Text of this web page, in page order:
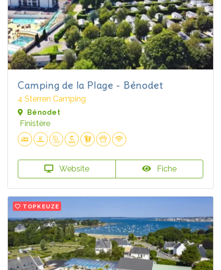
Camping de la Plage - Bénodet
4 Sterren Camping
Bénodet
Finistère
Website Fiche
TOPKEUZE